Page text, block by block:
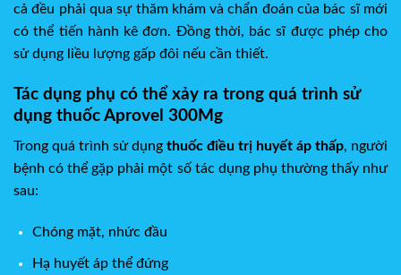
cả đều phải qua sự thăm khám và chẩn đoán của bác sĩ mới
có thể tiến hành kê đơn. Đồng thời, bác sĩ được phép cho
sử dụng liều lượng gấp đôi nếu cần thiết.
Tác dụng phụ có thể xảy ra trong quá trình sử
dụng thuốc Aprovel 300Mg
Trong quá trình sử dụng thuốc điều trị huyết áp thấp, người
bệnh có thể gặp phải một số tác dụng phụ thường thấy như
sau:
Chóng mặt, nhức đầu
Hạ huyết áp thể đứng